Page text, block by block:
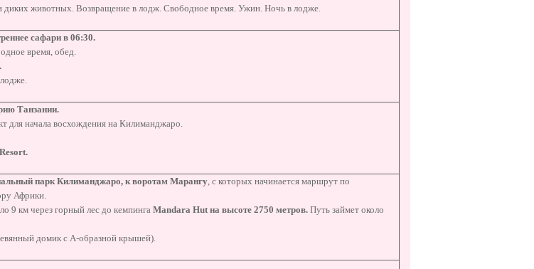
диких животных. Возвращение в лодж. Свободное время. Ужин. Ночь в лодже.
сафари в 06:30.
время, обед.
Танзании.
для начала восхождения на Килиманджаро.
Resort.
парк Килиманджаро, к воротам Марангу, с которых начинается маршрут по
Африки.
9 км через горный лес до кемпинга Mandara Hutна высоте 2750 метров. Путь займет около
домик с А-образной крышей).